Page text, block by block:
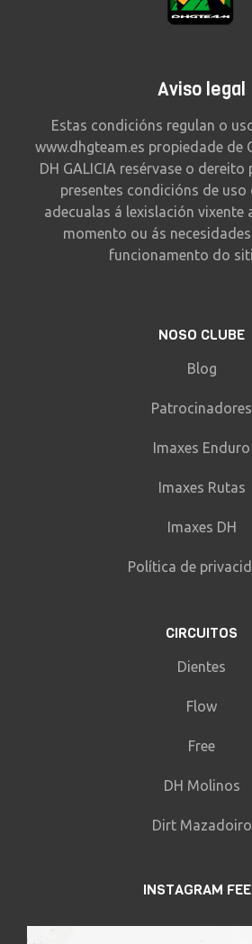
Aviso legal
Estas condicións regulan o
www.dhgteam.es propiedade de
DH GALICIA resérvase o
presentes condicións de
adecualas á lexislación vixente
momento ou ás
funcionamento do
NOSO CLUBE
Blog
Patrocinadores
Imaxes Enduro
Imaxes Rutas
Imaxes DH
Política de
CIRCUITOS
Dientes
Flow
Free
DH Molinos
Dirt Mazadoiro
INSTAGRAM